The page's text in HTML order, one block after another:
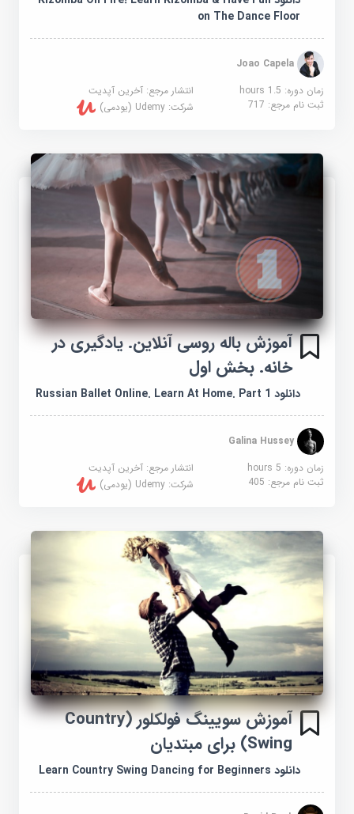
on The Dance Floor
Joao Capela
زمان دوره: 1.5 hours
انتشار مرجع:آخرین آپدیت
ثبت نام مرجع:717 شرکت:Udemy (یودمی)
آموزش باله روسی آنلاین. یادگیری در
خانه. بخش اول
دانلود Russian Ballet Online. Learn At Home. Part 1
Galina Hussey
زمان دوره: 5 hours
انتشار مرجع:آخرین آپدیت
ثبت نام مرجع:405 شرکت:Udemy (یودمی)
آموزش سویینگ فولکلور (Country
Swing) برای مبتدیان
دانلود Learn Country Swing Dancing for Beginners